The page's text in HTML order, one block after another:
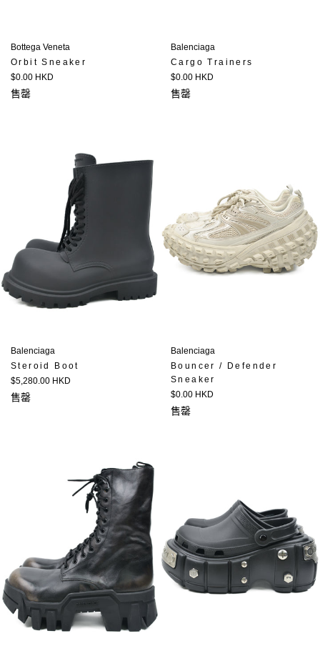
Bottega Veneta
Orbit Sneaker
定
價
$0.00 HKD
售罄
Balenciaga
Cargo Trainers
定
價
$0.00 HKD
售罄
Balenciaga
Steroid Boot
定
價
$5,280.00 HKD
售罄
Balenciaga
Bouncer / Defender
Sneaker
定
價
$0.00 HKD
售罄